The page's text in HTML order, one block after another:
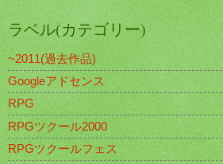
ラベル(カテゴリー)
~2011(過去作品)
Googleアドセンス
RPG
RPGツクール2000
RPGツクールフェス